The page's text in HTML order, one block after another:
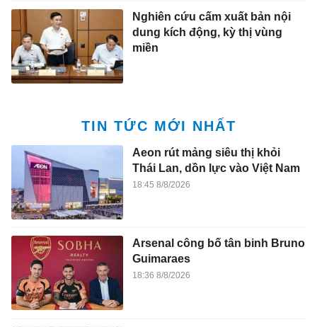
Nghiên cứu cấm xuất bản nội
dung kích động, kỳ thị vùng
miền
TIN TỨC MỚI NHẤT
Aeon rút mảng siêu thị khỏi
Thái Lan, dồn lực vào Việt Nam
18:45 8/8/2026
Arsenal công bố tân binh Bruno
Guimaraes
18:36 8/8/2026